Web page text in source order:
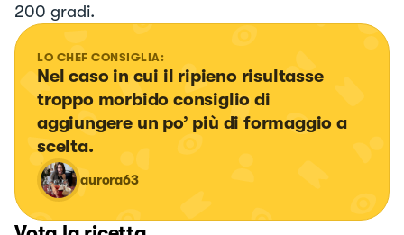
200 gradi.
LO CHEF CONSIGLIA:
Nel caso in cui il ripieno risultasse
troppo morbido consiglio di
aggiungere un po’ più di formaggio a
scelta.
aurora63